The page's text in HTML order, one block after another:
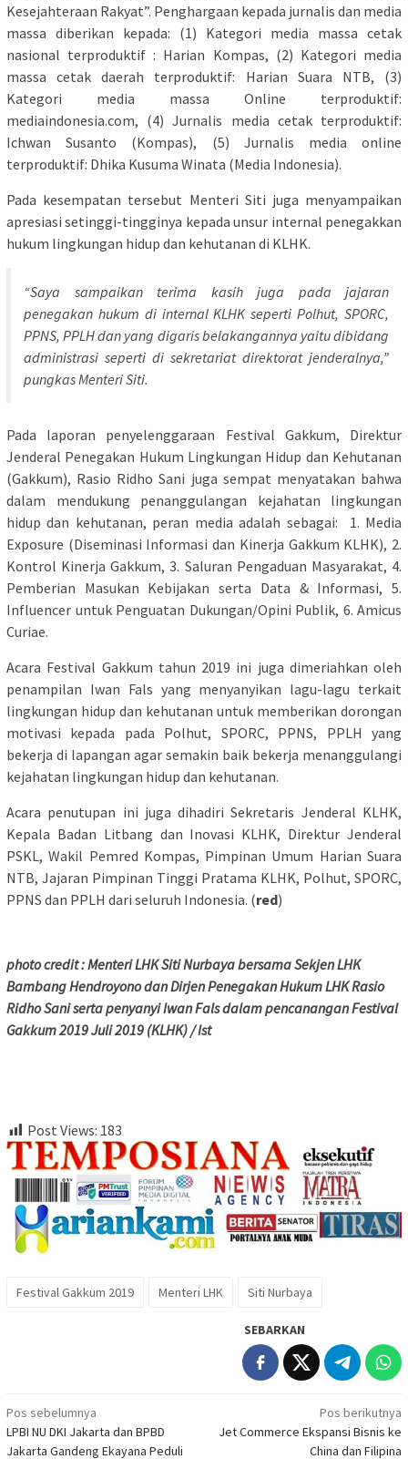
Kesejahteraan Rakyat”. Penghargaan kepada jurnalis dan media
massa diberikan kepada: (1) Kategori media massa cetak
nasional terproduktif : Harian Kompas, (2) Kategori media
massa cetak daerah terproduktif: Harian Suara NTB, (3)
Kategori media massa Online terproduktif:
mediaindonesia.com, (4) Jurnalis media cetak terproduktif:
Ichwan Susanto (Kompas), (5) Jurnalis media online
terproduktif: Dhika Kusuma Winata (Media Indonesia).
Pada kesempatan tersebut Menteri Siti juga menyampaikan
apresiasi setinggi-tingginya kepada unsur internal penegakkan
hukum lingkungan hidup dan kehutanan di KLHK.
“Saya sampaikan terima kasih juga pada jajaran
penegakan hukum di internal KLHK seperti Polhut, SPORC,
PPNS, PPLH dan yang digaris belakangannya yaitu dibidang
administrasi seperti di sekretariat direktorat jenderalnya,”
pungkas Menteri Siti.
Pada laporan penyelenggaraan Festival Gakkum, Direktur
Jenderal Penegakan Hukum Lingkungan Hidup dan Kehutanan
(Gakkum), Rasio Ridho Sani juga sempat menyatakan bahwa
dalam mendukung penanggulangan kejahatan lingkungan
hidup dan kehutanan, peran media adalah sebagai: 1. Media
Exposure (Diseminasi Informasi dan Kinerja Gakkum KLHK), 2.
Kontrol Kinerja Gakkum, 3. Saluran Pengaduan Masyarakat, 4.
Pemberian Masukan Kebijakan serta Data & Informasi, 5.
Influencer untuk Penguatan Dukungan/Opini Publik, 6. Amicus
Curiae.
Acara Festival Gakkum tahun 2019 ini juga dimeriahkan oleh
penampilan Iwan Fals yang menyanyikan lagu-lagu terkait
lingkungan hidup dan kehutanan untuk memberikan dorongan
motivasi kepada pada Polhut, SPORC, PPNS, PPLH yang
bekerja di lapangan agar semakin baik bekerja menanggulangi
kejahatan lingkungan hidup dan kehutanan.
Acara penutupan ini juga dihadiri Sekretaris Jenderal KLHK,
Kepala Badan Litbang dan Inovasi KLHK, Direktur Jenderal
PSKL, Wakil Pemred Kompas, Pimpinan Umum Harian Suara
NTB, Jajaran Pimpinan Tinggi Pratama KLHK, Polhut, SPORC,
PPNS dan PPLH dari seluruh Indonesia. (red)
photo credit : Menteri LHK Siti Nurbaya bersama Sekjen LHK
Bambang Hendroyono dan Dirjen Penegakan Hukum LHK Rasio
Ridho Sani serta penyanyi Iwan Fals dalam pencanangan Festival
Gakkum 2019 Juli 2019 (KLHK) / Ist
Post Views: 183
Festival Gakkum 2019 Menteri LHK Siti Nurbaya
SEBARKAN
Navigasi
pos
Pos sebelumnya
LPBI NU DKI Jakarta dan BPBD
Jakarta Gandeng Ekayana Peduli
Pos berikutnya
Jet Commerce Ekspansi Bisnis ke
China dan Filipina